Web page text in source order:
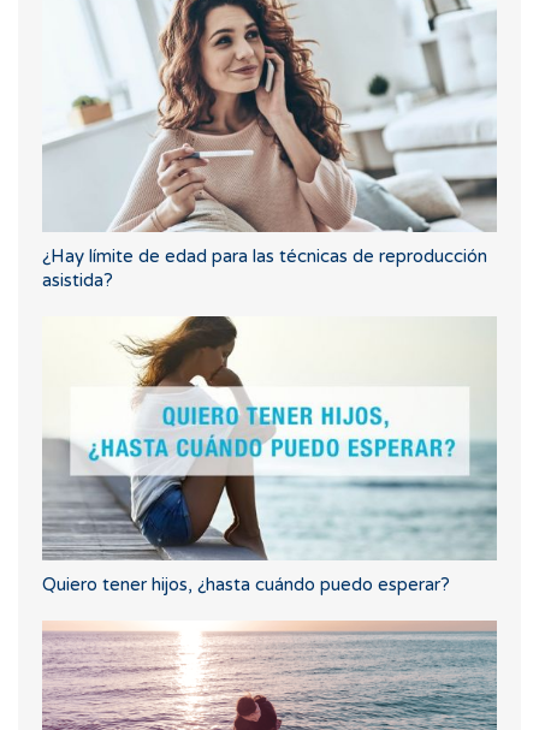
¿Hay límite de edad para las técnicas de reproducción
asistida?
Quiero tener hijos, ¿hasta cuándo puedo esperar?